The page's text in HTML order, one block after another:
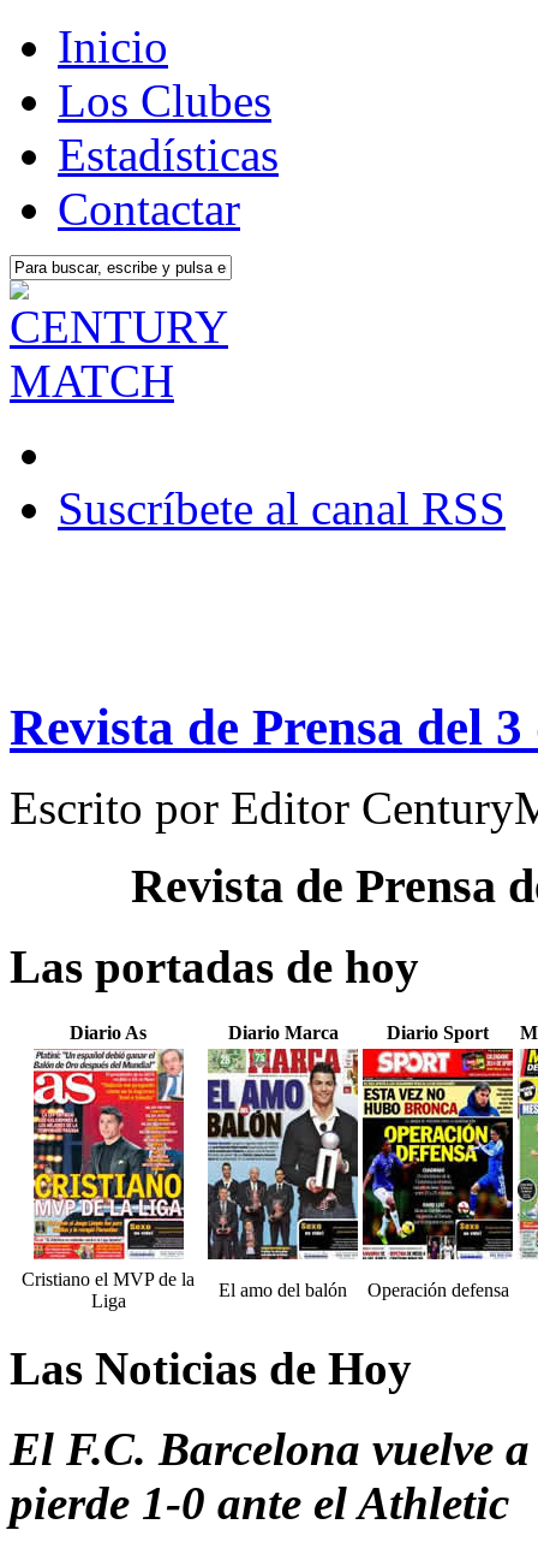
Inicio
Los Clubes
Estadísticas
Contactar
Suscríbete al canal RSS
Revista de Prensa del
Escrito por Editor
Revista de Prensa
Las portadas de hoy
Diario As Diario Marca Diario Sport
Cristiano el MVP de la
Liga
El amo del balón Operación defensa
Las Noticias de Hoy
El F.C. Barcelona vuelve
pierde 1-0 ante el Athletic